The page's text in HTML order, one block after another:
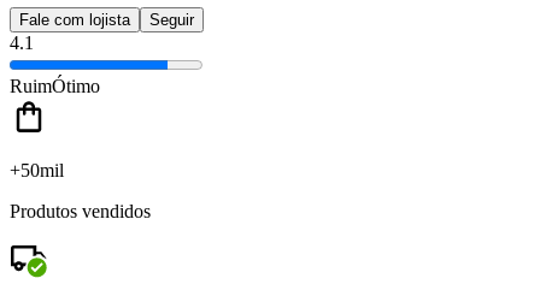
Fale com lojista Seguir
4.1
RuimÓtimo
+50mil
Produtos vendidos